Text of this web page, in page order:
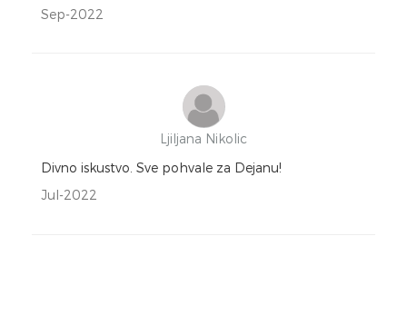
Sep-2022
Ljiljana Nikolic
Divno iskustvo. Sve pohvale za Dejanu!
Jul-2022